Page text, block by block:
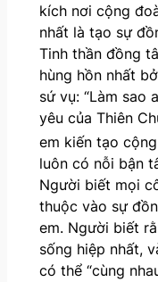
kích nơi cộng
nhất là tạo sự
Tinh thần đồng
hùng hồn nhất
sứ vụ: “Làm sao
yêu của Thiên
em kiến tạo cộng
luôn có nỗi bận
Người biết mọi
thuộc vào sự
em. Người biết
sống hiệp nhất,
có thể “cùng